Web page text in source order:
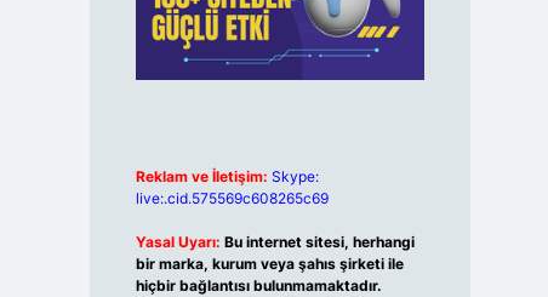
Reklam ve İletişim: Skype:
live:.cid.575569c608265c69
Yasal Uyarı: Bu internet sitesi, herhangi
bir marka, kurum veya şahıs şirketi ile
hiçbir bağlantısı bulunmamaktadır.